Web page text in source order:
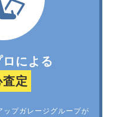
による
定
プガレージグループが